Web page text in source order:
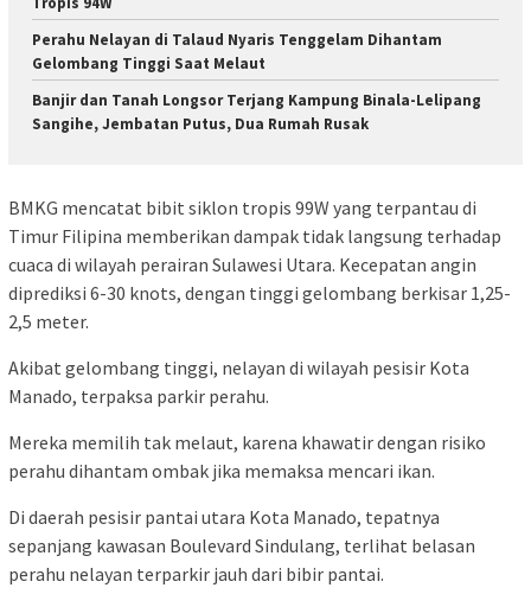
Perahu Nelayan di Talaud Nyaris Tenggelam Dihantam
Gelombang Tinggi Saat Melaut
Banjir dan Tanah Longsor Terjang Kampung Binala-Lelipang
Sangihe, Jembatan Putus, Dua Rumah Rusak
BMKG mencatat bibit siklon tropis 99W yang terpantau di
Timur Filipina memberikan dampak tidak langsung terhadap
cuaca di wilayah perairan Sulawesi Utara. Kecepatan angin
diprediksi 6-30 knots, dengan tinggi gelombang berkisar 1,25-
2,5 meter.
Akibat gelombang tinggi, nelayan di wilayah pesisir Kota
Manado, terpaksa parkir perahu.
Mereka memilih tak melaut, karena khawatir dengan risiko
perahu dihantam ombak jika memaksa mencari ikan.
Di daerah pesisir pantai utara Kota Manado, tepatnya
sepanjang kawasan Boulevard Sindulang, terlihat belasan
perahu nelayan terparkir jauh dari bibir pantai.